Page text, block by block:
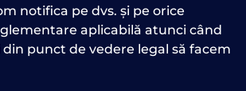
notifica pe dvs. și pe orice
aplicabilă atunci când
punct de vedere legal să facem